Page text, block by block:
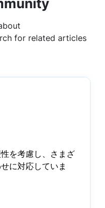
for related articles
を考慮し、さまざ
に対応していま